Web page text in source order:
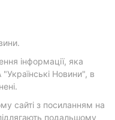
інформації, яка
"Українські Новини", в
сайті з посиланням на
подальшому